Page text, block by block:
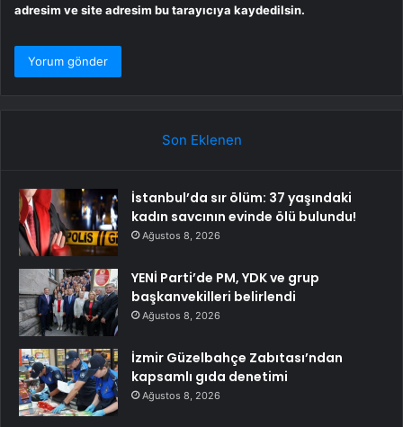
adresim ve site adresim bu tarayıcıya kaydedilsin.
Son Eklenen
İstanbul’da sır ölüm: 37 yaşındaki
kadın savcının evinde ölü bulundu!
Ağustos 8, 2026
YENİ Parti’de PM, YDK ve grup
başkanvekilleri belirlendi
Ağustos 8, 2026
İzmir Güzelbahçe Zabıtası’ndan
kapsamlı gıda denetimi
Ağustos 8, 2026